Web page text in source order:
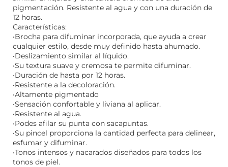
pigmentación. Resistente al agua y con una duración de
12 horas.
Características:
•Brocha para difuminar incorporada, que ayuda a crear
cualquier estilo, desde muy definido hasta ahumado.
•Deslizamiento similar al líquido.
•Su textura suave y cremosa te permite difuminar.
•Duración de hasta por 12 horas.
•Resistente a la decoloración.
•Altamente pigmentado
•Sensación confortable y liviana al aplicar.
•Resistente al agua.
•Podes afilar su punta con sacapuntas.
•Su pincel proporciona la cantidad perfecta para delinear,
esfumar y difuminar.
•Tonos intensos y nacarados diseñados para todos los
tonos de piel.